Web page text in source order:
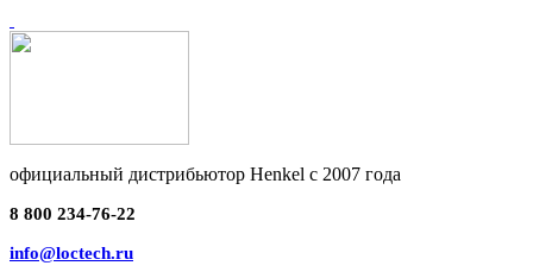
официальный дистрибьютор Henkel с 2007 года
8 800 234-76-22
info@loctech.ru